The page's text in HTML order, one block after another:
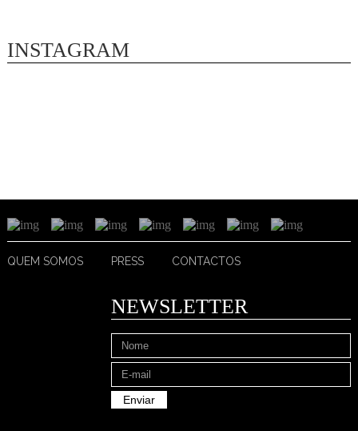
INSTAGRAM
QUEM SOMOS PRESS CONTACTOS
NEWSLETTER